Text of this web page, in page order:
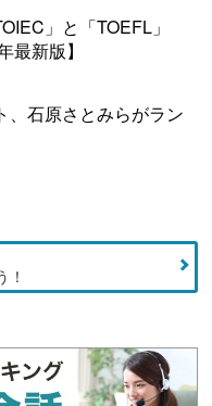
」と「TOEFL」
最新版】
、石原さとみらがラン
！